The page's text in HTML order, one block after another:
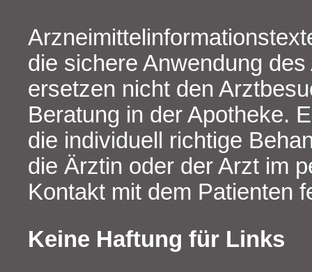
die sichere Anwendung
ersetzen nicht den
Beratung in der Apotheke.
die individuell richtige
die Ärztin oder der Arzt im
Kontakt mit dem Patienten
Keine Haftung für Links